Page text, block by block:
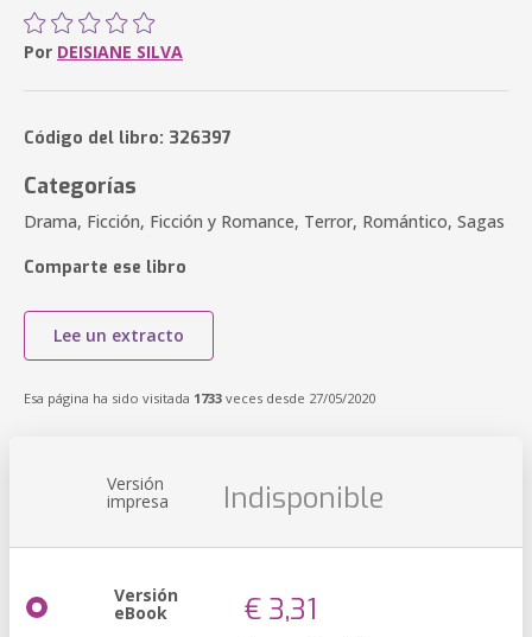
Por DEISIANE SILVA
Código del libro: 326397
Categorías
Drama, Ficción, Ficción y Romance, Terror, Romántico, Sagas
Comparte ese libro
Lee un extracto
Esa página ha sido visitada 1733 veces desde 27/05/2020
Versión
impresa Indisponible
Versión
eBook € 3,31